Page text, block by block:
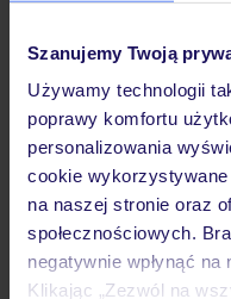
Szanujemy Twoją
Używamy technologii
poprawy komfortu
personalizowania
cookie
na naszej stronie oraz
społecznościowych.
negatywnie wpłynąć
Klikając „Zezwól na
Hotel
Opinie
Pokoje